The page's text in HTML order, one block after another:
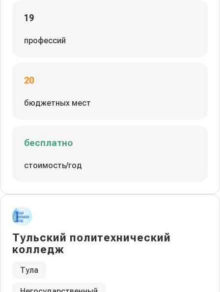
19
профессий
20
бюджетных мест
бесплатно
стоимость/год
Тульский политехнический
колледж
Тула